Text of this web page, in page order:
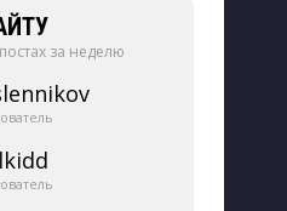
за неделю